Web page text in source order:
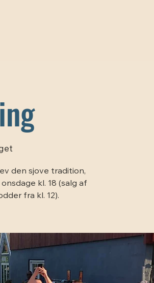
den sjove tradition,
kl. 18 (salg af
fra kl. 12).